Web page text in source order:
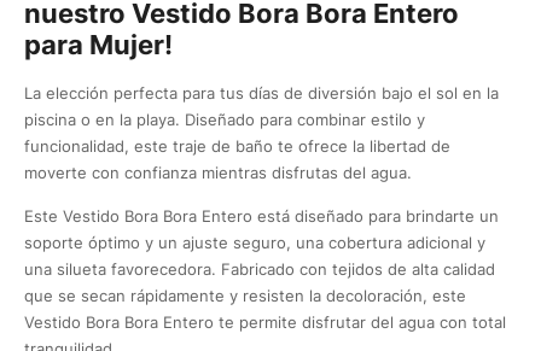
nuestro Vestido Bora Bora Entero
para Mujer!
La elección perfecta para tus días de diversión bajo el sol en la
piscina o en la playa. Diseñado para combinar estilo y
funcionalidad, este traje de baño te ofrece la libertad de
moverte con confianza mientras disfrutas del agua.
Este Vestido Bora Bora Entero está diseñado para brindarte un
soporte óptimo y un ajuste seguro, una cobertura adicional y
una silueta favorecedora. Fabricado con tejidos de alta calidad
que se secan rápidamente y resisten la decoloración, este
Vestido Bora Bora Entero te permite disfrutar del agua con total